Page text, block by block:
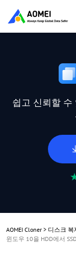
쉽고 신뢰할 수
AOMEI Cloner > 디스크 복
윈도우 10을 HDD에서